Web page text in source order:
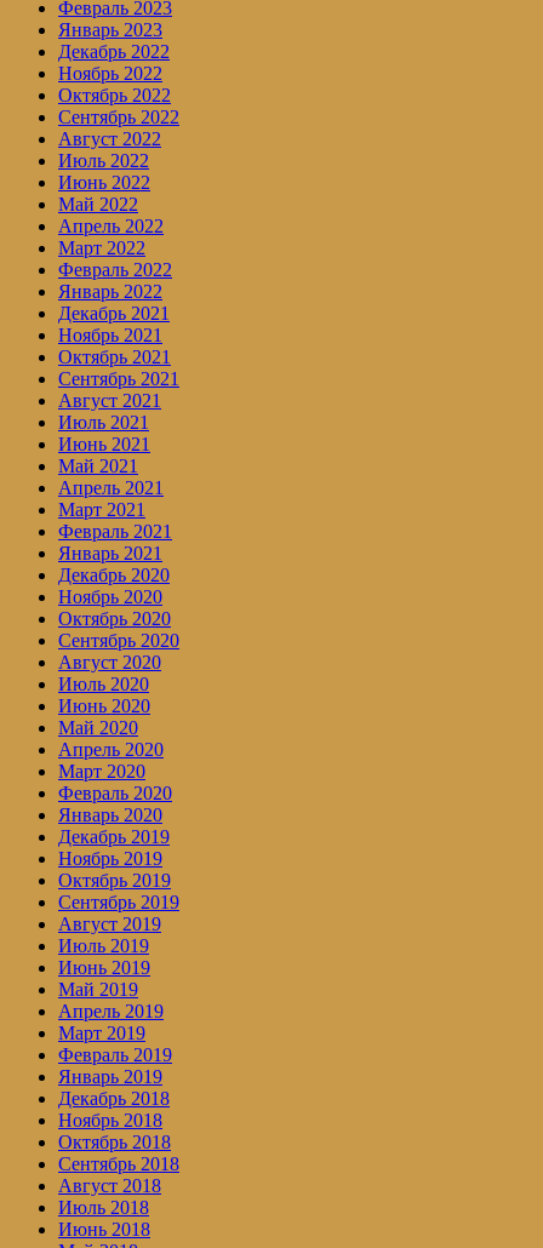
Февраль 2023
Январь 2023
Декабрь 2022
Ноябрь 2022
Октябрь 2022
Сентябрь 2022
Август 2022
Июль 2022
Июнь 2022
Май 2022
Апрель 2022
Март 2022
Февраль 2022
Январь 2022
Декабрь 2021
Ноябрь 2021
Октябрь 2021
Сентябрь 2021
Август 2021
Июль 2021
Июнь 2021
Май 2021
Апрель 2021
Март 2021
Февраль 2021
Январь 2021
Декабрь 2020
Ноябрь 2020
Октябрь 2020
Сентябрь 2020
Август 2020
Июль 2020
Июнь 2020
Май 2020
Апрель 2020
Март 2020
Февраль 2020
Январь 2020
Декабрь 2019
Ноябрь 2019
Октябрь 2019
Сентябрь 2019
Август 2019
Июль 2019
Июнь 2019
Май 2019
Апрель 2019
Март 2019
Февраль 2019
Январь 2019
Декабрь 2018
Ноябрь 2018
Октябрь 2018
Сентябрь 2018
Август 2018
Июль 2018
Июнь 2018